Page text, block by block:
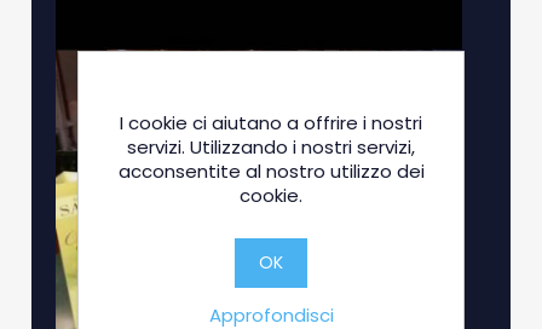
I cookie ci aiutano a offrire i nostri
servizi. Utilizzando i nostri servizi,
acconsentite al nostro utilizzo dei
cookie.
OK
Approfondisci